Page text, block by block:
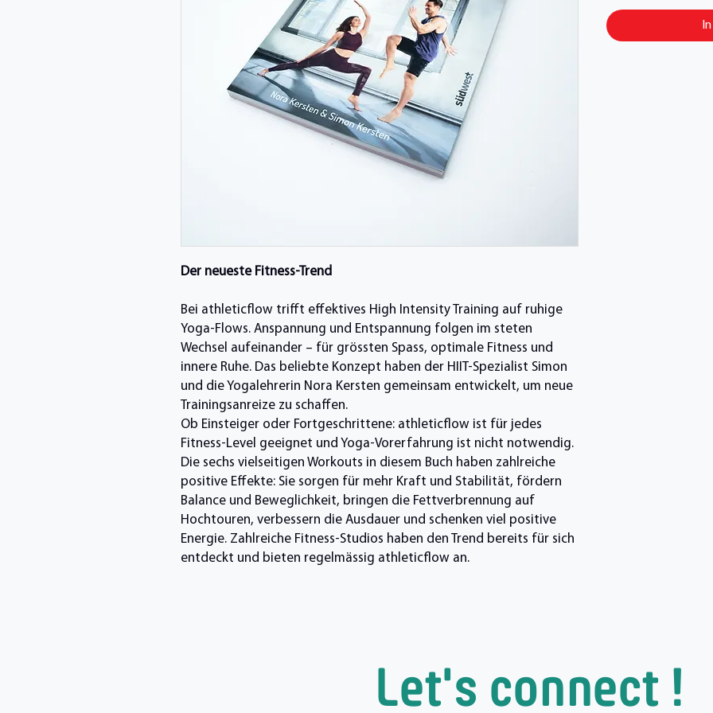
Der neueste Fitness-Trend
Bei athleticflow trifft effektives High Intensity Training auf ruhige
Yoga-Flows. Anspannung und Entspannung folgen im steten
Wechsel aufeinander – für grössten Spass, optimale Fitness und
innere Ruhe. Das beliebte Konzept haben der HIIT-Spezialist Simon
und die Yogalehrerin Nora Kersten gemeinsam entwickelt, um neue
Trainingsanreize zu schaffen.
Ob Einsteiger oder Fortgeschrittene: athleticflow ist für jedes
Fitness-Level geeignet und Yoga-Vorerfahrung ist nicht notwendig.
Die sechs vielseitigen Workouts in diesem Buch haben zahlreiche
positive Effekte: Sie sorgen für mehr Kraft und Stabilität, fördern
Balance und Beweglichkeit, bringen die Fettverbrennung auf
Hochtouren, verbessern die Ausdauer und schenken viel positive
Energie. Zahlreiche Fitness-Studios haben den Trend bereits für sich
entdeckt und bieten regelmässig athleticflow an.
Let's connect !